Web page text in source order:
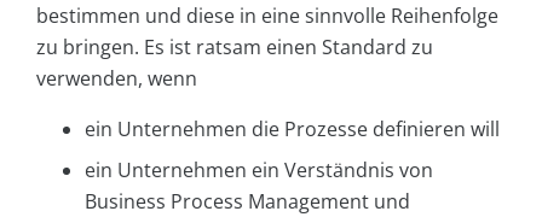
bestimmen und diese in eine sinnvolle Reihenfolge
zu bringen. Es ist ratsam einen Standard zu
verwenden, wenn
ein Unternehmen die Prozesse definieren will
ein Unternehmen ein Verständnis von
Business Process Management und